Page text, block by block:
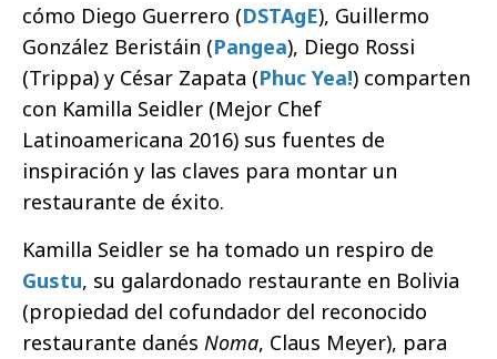
cómo Diego Guerrero (DSTAgE), Guillermo
González Beristáin (Pangea), Diego Rossi
(Trippa) y César Zapata (Phuc Yea!) comparten
con Kamilla Seidler (Mejor Chef
Latinoamericana 2016) sus fuentes de
inspiración y las claves para montar un
restaurante de éxito.
Kamilla Seidler se ha tomado un respiro de
Gustu, su galardonado restaurante en Bolivia
(propiedad del cofundador del reconocido
restaurante danés Noma, Claus Meyer), para